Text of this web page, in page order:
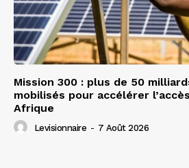
Mission 300 : plus de 50
mobilisés pour accélérer
Afrique
Levisionnaire - 7 Août 2026